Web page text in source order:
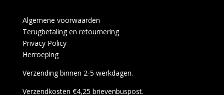
Algemene voorwaarden
Terugbetaling en retournering
Privacy Policy
Herroeping
Verzending binnen 2-5 werkdagen.
Verzendkosten €4,25 brievenbuspost.